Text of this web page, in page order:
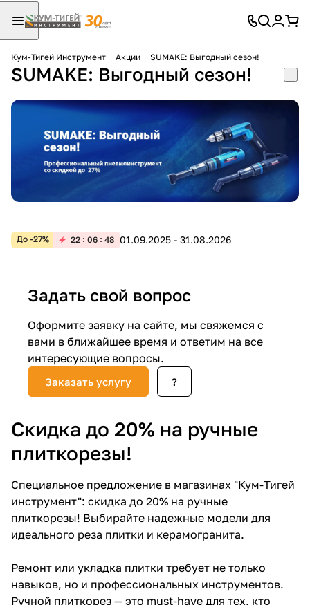
Кум-Тигей Инструмент Акции SUMAKE: Выгодный сезон!
SUMAKE: Выгодный сезон!
До -27% 22 06 48 01.09.2025 - 31.08.2026
Задать свой вопрос
Оформите заявку на сайте, мы свяжемся с
вами в ближайшее время и ответим на все
интересующие вопросы.
Заказать услугу ?
Скидка до 20% на ручные
плиткорезы!
Специальное предложение в магазинах "Кум-Тигей
инструмент": скидка до 20% на ручные
плиткорезы! Выбирайте надежные модели для
идеального реза плитки и керамогранита.
Ремонт или укладка плитки требует не только
навыков, но и профессиональных инструментов.
Ручной плиткорез — это must-have для тех, кто
Для клиентов всех банков
Разбейте
оплатуна части
без переплат
Добавляйте товары
в корзину
Оплачивайте сегодня только
Получайте товар
Оставшиеся75% будут
списыватьсяс вашей карты